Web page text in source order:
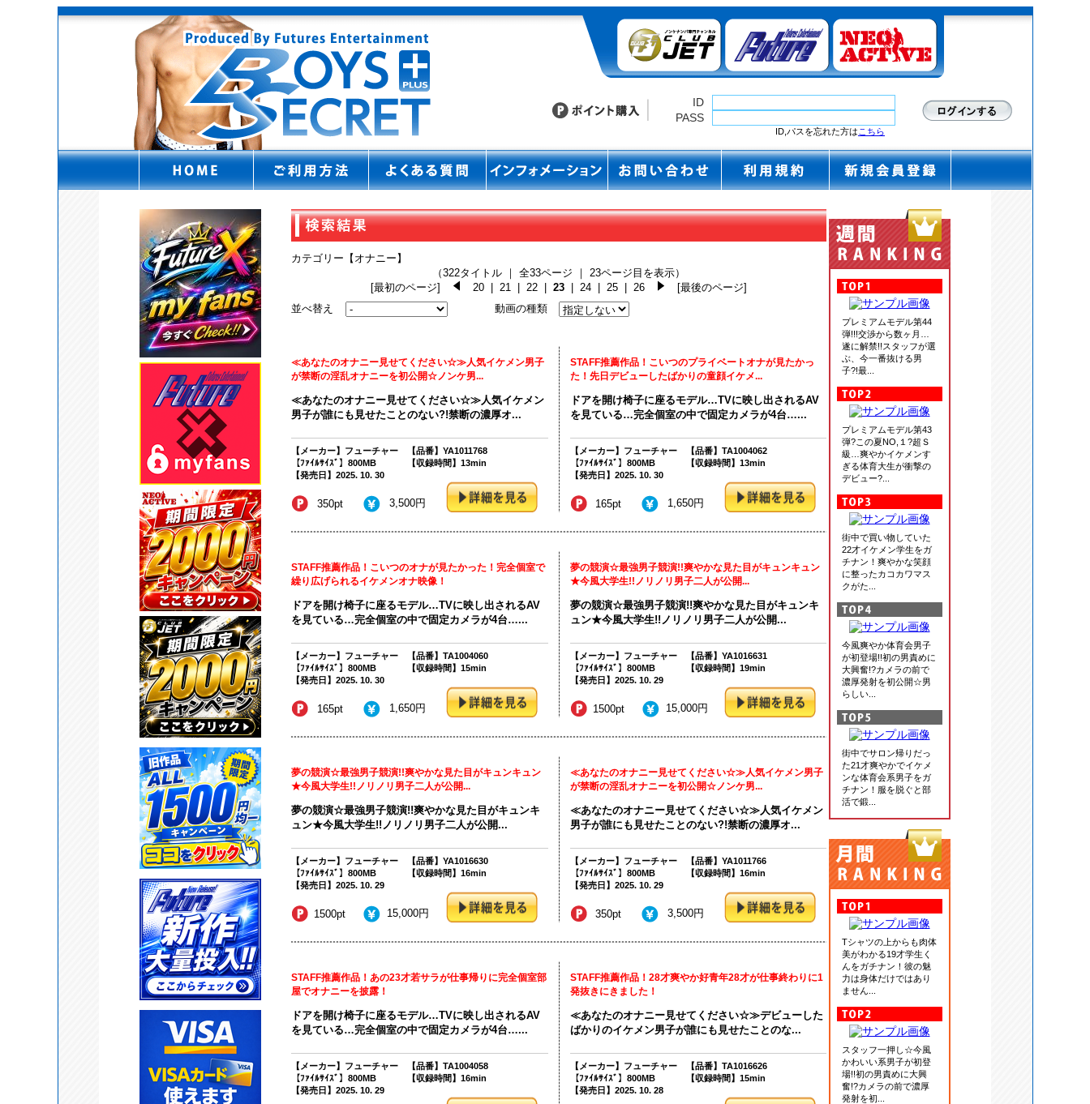
ID
PASS
ID,パスを忘れた方は こちら
カテゴリー【オナニー】
（322タイトル ｜ 全33ページ ｜ 23ページ目を表示）
[最初のページ]
20| 21| 22| 23| 24| 25| 26
[最後のページ]
並べ替え
動画の種類
≪あなたのオナニー見せてください☆≫人気イケメン男子
が禁断の淫乱オナニーを初公開☆ノンケ男...
≪あなたのオナニー見せてください☆≫人気イケメン
男子が誰にも見せたことのない?!禁断の濃厚オ...
【メーカー】フューチャー
【品番】YA1011768
【ﾌｧｲﾙｻｲｽﾞ】800MB
【収録時間】13min
【発売日】2025. 10. 30
350pt 3,500円
STAFF推薦作品！こいつのプライベートオナが見たかっ
た！先日デビューしたばかりの童顔イケメ...
ドアを開け椅子に座るモデル…TVに映し出されるAV
を見ている…完全個室の中で固定カメラが4台…...
【メーカー】フューチャー
【品番】TA1004062
【ﾌｧｲﾙｻｲｽﾞ】800MB
【収録時間】13min
【発売日】2025. 10. 30
165pt 1,650円
STAFF推薦作品！こいつのオナが見たかった！完全個室で
繰り広げられるイケメンオナ映像！
ドアを開け椅子に座るモデル…TVに映し出されるAV
を見ている…完全個室の中で固定カメラが4台…...
【メーカー】フューチャー
【品番】TA1004060
【ﾌｧｲﾙｻｲｽﾞ】800MB
【収録時間】15min
【発売日】2025. 10. 30
165pt 1,650円
夢の競演☆最強男子競演!!爽やかな見た目がキュンキュン
★今風大学生!!ノリノリ男子二人が公開...
夢の競演☆最強男子競演!!爽やかな見た目がキュンキ
ュン★今風大学生!!ノリノリ男子二人が公開...
【メーカー】フューチャー
【品番】YA1016631
【ﾌｧｲﾙｻｲｽﾞ】800MB
【収録時間】19min
【発売日】2025. 10. 29
1500pt 15,000円
夢の競演☆最強男子競演!!爽やかな見た目がキュンキュン
★今風大学生!!ノリノリ男子二人が公開...
夢の競演☆最強男子競演!!爽やかな見た目がキュンキ
ュン★今風大学生!!ノリノリ男子二人が公開...
【メーカー】フューチャー
【品番】YA1016630
【ﾌｧｲﾙｻｲｽﾞ】800MB
【収録時間】16min
【発売日】2025. 10. 29
1500pt 15,000円
≪あなたのオナニー見せてください☆≫人気イケメン男子
が禁断の淫乱オナニーを初公開☆ノンケ男...
≪あなたのオナニー見せてください☆≫人気イケメン
男子が誰にも見せたことのない?!禁断の濃厚オ...
【メーカー】フューチャー
【品番】YA1011766
【ﾌｧｲﾙｻｲｽﾞ】800MB
【収録時間】16min
【発売日】2025. 10. 29
350pt 3,500円
STAFF推薦作品！あの23才若サラが仕事帰りに完全個室部
屋でオナニーを披露！
ドアを開け椅子に座るモデル…TVに映し出されるAV
を見ている…完全個室の中で固定カメラが4台…...
【メーカー】フューチャー
【品番】TA1004058
【ﾌｧｲﾙｻｲｽﾞ】800MB
【収録時間】16min
【発売日】2025. 10. 29
STAFF推薦作品！28才爽やか好青年28才が仕事終わりに1
発抜きにきました！
≪あなたのオナニー見せてください☆≫デビューした
ばかりのイケメン男子が誰にも見せたことのな...
【メーカー】フューチャー
【品番】TA1016626
【ﾌｧｲﾙｻｲｽﾞ】800MB
【収録時間】15min
【発売日】2025. 10. 28
プレミアムモデル第44
弾!!!交渉から数ヶ月…
遂に解禁!!スタッフが選
ぶ、今一番抜ける男
子?!最...
プレミアムモデル第43
弾?この夏NO,１?超Ｓ
級…爽やかイケメンす
ぎる体育大生が衝撃の
デビュー?...
街中で買い物していた
22才イケメン学生をガ
チナン！爽やかな笑顔
に整ったカコカワマス
クがた...
今風爽やか体育会男子
が初登場!!初の男責めに
大興奮!?カメラの前で
濃厚発射を初公開☆男
らしい...
街中でサロン帰りだっ
た21才爽やかでイケメ
ンな体育会系男子をガ
チナン！服を脱ぐと部
活で鍛...
Tシャツの上からも肉体
美がわかる19才学生く
んをガチナン！彼の魅
力は身体だけではあり
ません...
スタッフ一押し☆今風
かわいい系男子が初登
場!!初の男責めに大興
奮!?カメラの前で濃厚
発射を初...